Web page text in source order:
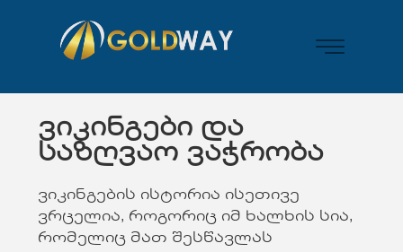
ვიკინგები და
საზღვაო ვაჭრობა
ვიკინგების ისტორია ისეთივე
ვრცელია, როგორიც იმ ხალხის სია,
რომელიც მათ შესწავლას